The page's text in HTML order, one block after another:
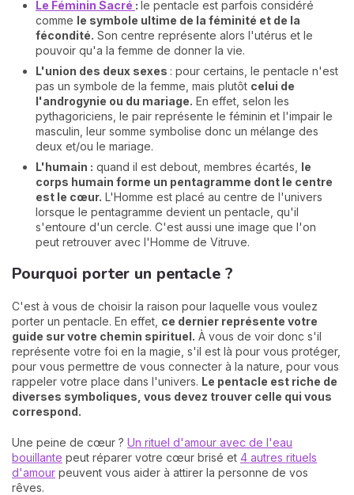
Le Féminin Sacré : le pentacle est parfois considéré
comme le symbole ultime de la féminité et de la
fécondité. Son centre représente alors l'utérus et le
pouvoir qu'a la femme de donner la vie.
L'union des deux sexes : pour certains, le pentacle n'est
pas un symbole de la femme, mais plutôt celui de
l'androgynie ou du mariage. En effet, selon les
pythagoriciens, le pair représente le féminin et l'impair le
masculin, leur somme symbolise donc un mélange des
deux et/ou le mariage.
L'humain : quand il est debout, membres écartés, le
corps humain forme un pentagramme dont le centre
est le cœur. L'Homme est placé au centre de l'univers
lorsque le pentagramme devient un pentacle, qu'il
s'entoure d'un cercle. C'est aussi une image que l'on
peut retrouver avec l'Homme de Vitruve.
Pourquoi porter un pentacle ?
C'est à vous de choisir la raison pour laquelle vous voulez
porter un pentacle. En effet, ce dernier représente votre
guide sur votre chemin spirituel. À vous de voir donc s'il
représente votre foi en la magie, s'il est là pour vous protéger,
pour vous permettre de vous connecter à la nature, pour vous
rappeler votre place dans l'univers. Le pentacle est riche de
diverses symboliques, vous devez trouver celle qui vous
correspond.
Une peine de cœur ? Un rituel d'amour avec de l'eau
bouillante peut réparer votre cœur brisé et 4 autres rituels
d'amour peuvent vous aider à attirer la personne de vos
rêves.